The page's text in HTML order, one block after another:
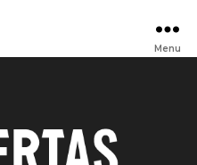
Menu